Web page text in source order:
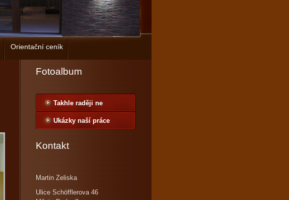
Orientační ceník
Fotoalbum
Takhle raději ne
Ukázky naší práce
Kontakt
Martin Zeliska
Ulice Schöfflerova 46